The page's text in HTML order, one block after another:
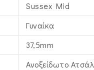
Sussex Mid
Γυναίκα
37,5mm
Ανοξείδωτο